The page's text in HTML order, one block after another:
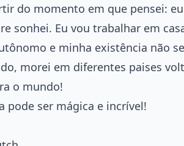
do momento em que pensei:
sonhei. Eu vou trabalhar em
e minha existência não
morei em diferentes paises
o mundo!
pode ser mágica e incrível!